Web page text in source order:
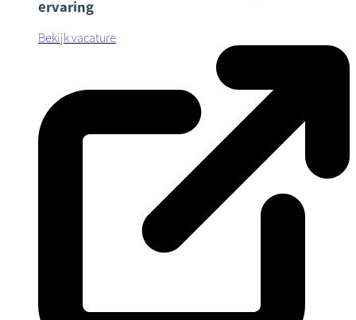
ervaring
Bekijk vacature